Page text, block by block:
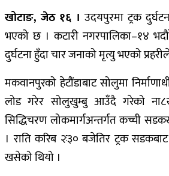
खोटाङ, जेठ १६ । उदयपुरमा ट्रक
भएको छ । कटारी नगरपालिका–१४
दुर्घटना हुँदा चार जनाको मृत्यु भएको
मकवानपुरको हेटौंडाबाट सोलुमा
लोड गरेर सोलुखुम्बु आउँदै गरेको
सिद्धिचरण लोकमार्गअन्तर्गत कच्ची
। राति करिब २ः३० बजेतिर ट्रक
खसेको थियो ।